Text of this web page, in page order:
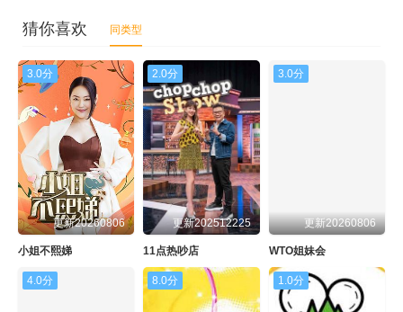
猜你喜欢 同类型
3.0分
更新20260806
小姐不熙娣
2.0分
更新202512225
11点热吵店
3.0分
更新20260806
WTO姐妹会
4.0分 8.0分 1.0分